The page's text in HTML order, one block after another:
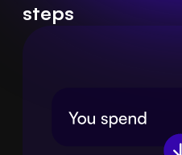
steps